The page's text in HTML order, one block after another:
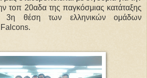
τοπ 20αδα της παγκόσμιας κατάταξης
3η θέση των ελληνικών ομάδων